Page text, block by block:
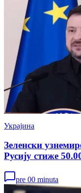
Украјина
Зеленски
Русију стиже
pre 00 minuta